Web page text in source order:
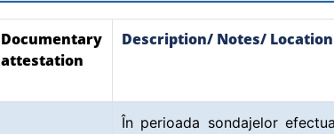
Documentary
attestation
Description/ Notes/
În perioada sondajelor